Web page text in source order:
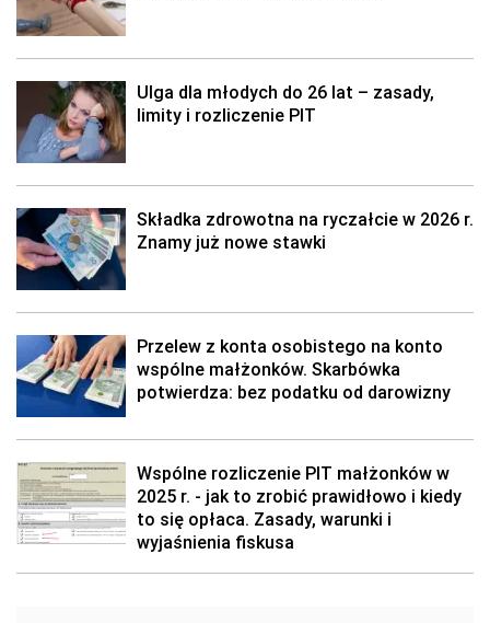
Ulga dla młodych do 26 lat – zasady,
limity i rozliczenie PIT
Składka zdrowotna na ryczałcie w 2026 r.
Znamy już nowe stawki
Przelew z konta osobistego na konto
wspólne małżonków. Skarbówka
potwierdza: bez podatku od darowizny
Wspólne rozliczenie PIT małżonków w
2025 r. - jak to zrobić prawidłowo i kiedy
to się opłaca. Zasady, warunki i
wyjaśnienia fiskusa